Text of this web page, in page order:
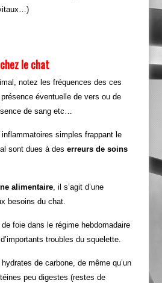
le chat
notez les fréquences des ces
éventuelle de vers ou de
de sang etc…
simples frappant le
sont dues à des erreurs de soins
alimentaire, il s’agit d’une
besoins du chat.
de foie dans le régime hebdomadaire
troubles du squelette.
de carbone, de même qu’un
peu digestes (restes de